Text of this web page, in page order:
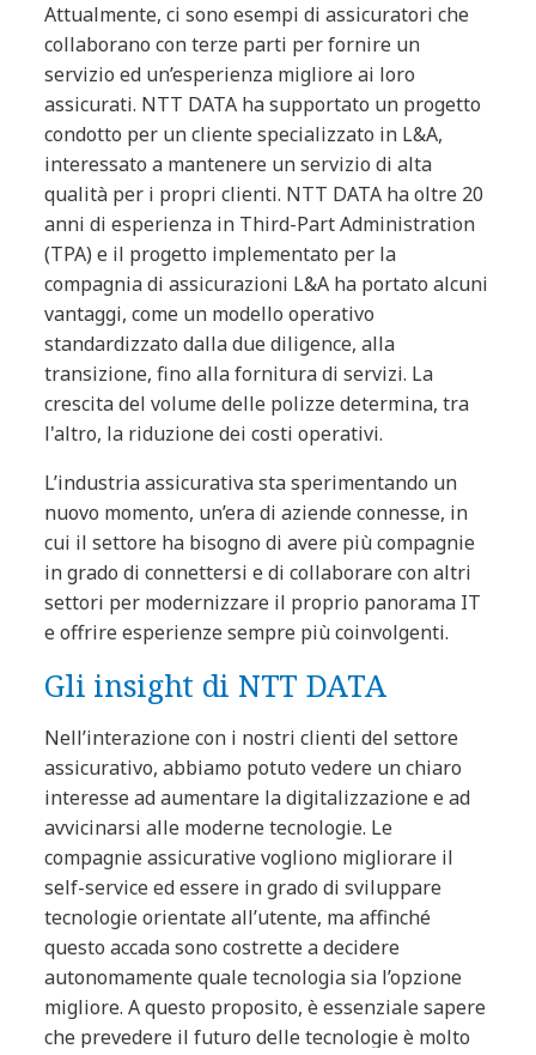
Attualmente, ci sono esempi di assicuratori che
collaborano con terze parti per fornire un
servizio ed un’esperienza migliore ai loro
assicurati. NTT DATA ha supportato un progetto
condotto per un cliente specializzato in L&A,
interessato a mantenere un servizio di alta
qualità per i propri clienti. NTT DATA ha oltre 20
anni di esperienza in Third-Part Administration
(TPA) e il progetto implementato per la
compagnia di assicurazioni L&A ha portato alcuni
vantaggi, come un modello operativo
standardizzato dalla due diligence, alla
transizione, fino alla fornitura di servizi. La
crescita del volume delle polizze determina, tra
l'altro, la riduzione dei costi operativi.
L’industria assicurativa sta sperimentando un
nuovo momento, un’era di aziende connesse, in
cui il settore ha bisogno di avere più compagnie
in grado di connettersi e di collaborare con altri
settori per modernizzare il proprio panorama IT
e offrire esperienze sempre più coinvolgenti.
Gli insight di NTT DATA
Nell’interazione con i nostri clienti del settore
assicurativo, abbiamo potuto vedere un chiaro
interesse ad aumentare la digitalizzazione e ad
avvicinarsi alle moderne tecnologie. Le
compagnie assicurative vogliono migliorare il
self-service ed essere in grado di sviluppare
tecnologie orientate all’utente, ma affinché
questo accada sono costrette a decidere
autonomamente quale tecnologia sia l’opzione
migliore. A questo proposito, è essenziale sapere
che prevedere il futuro delle tecnologie è molto